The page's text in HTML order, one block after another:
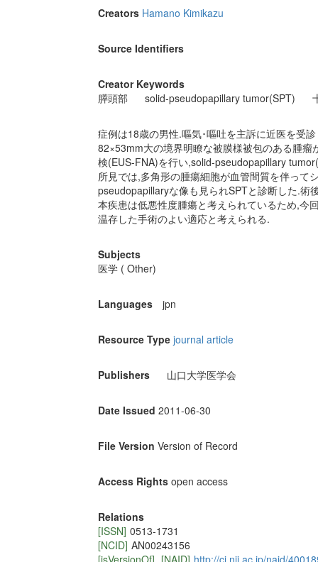
Creators Hamano Kimikazu
Source Identifiers
Creator Keywords
膵頭部
solid-pseudopapillary tumor(SPT)
症例は18歳の男性.嘔気･嘔吐を主訴に近医を受
82×53mm大の境界明瞭な被膜様被包のある腫
検(EUS-FNA)を行い,solid-pseudopapillary
所見では,多角形の腫瘍細胞が血管間質を伴って
pseudopapillaryな像も見られSPTと診断した.術
本疾患は低悪性度腫瘍と考えられているため,今
温存した手術のよい適応と考えられる.
Subjects
医学 ( Other)
Languages jpn
Resource Type journal article
Publishers 山口大学医学会
Date Issued 2011-06-30
File Version Version of Record
Access Rights open access
Relations
[ISSN] 0513-1731
[NCID] AN00243156